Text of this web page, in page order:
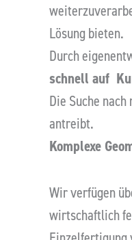
Lösung bieten.
Durch
schnell auf
Die Suche
antreibt.
Komplexe
Wir verfügen
wirtschaftlich